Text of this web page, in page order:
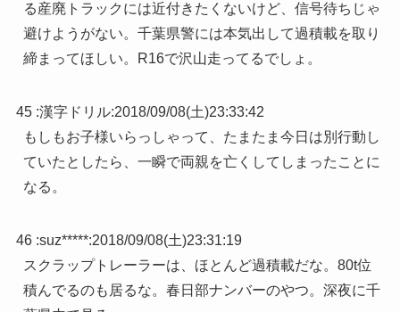
る産廃トラックには近付きたくないけど、信号待ちじゃ
避けようがない。千葉県警には本気出して過積載を取り
締まってほしい。R16で沢山走ってるでしょ。
45 :漢字ドリル:2018/09/08(土)23:33:42
もしもお子様いらっしゃって、たまたま今日は別行動し
ていたとしたら、一瞬で両親を亡くしてしまったことに
なる。
46 :suz*****:2018/09/08(土)23:31:19
スクラップトレーラーは、ほとんど過積載だな。80t位
積んでるのも居るな。春日部ナンバーのやつ。深夜に千